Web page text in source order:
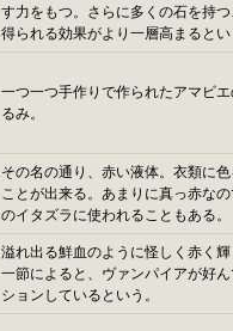
す力をもつ。さらに多くの石を持
得られる効果がより一層高まると
一つ一つ手作りで作られたアマビ
るみ。
その名の通り、赤い液体。衣類に
ことが出来る。あまりに真っ赤な
のイタズラに使われることもある。
溢れ出る鮮血のように怪しく赤く
一節によると、ヴァンパイアが好
ションしているという。